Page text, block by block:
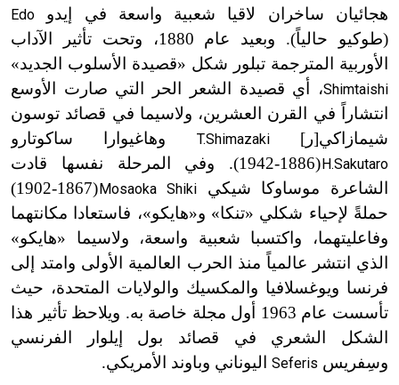
هجائيان ساخران لاقيا شعبية واسعة في إيدو Edo
(طوكيو حالياً). وبعيد عام 1880، وتحت تأثير الآداب
الأوربية المترجمة تبلور شكل «قصيدة الأسلوب الجديد»
Shimtaishi، أي قصيدة الشعر الحر التي صارت الأوسع
انتشاراً في القرن العشرين، ولاسيما في قصائد توسون
شيمازاكي[ر]T.Shimazaki وهاغيوارا ساكوتارو
H.Sakutaro
(1886-1942)
. وفي المرحلة نفسها قادت
الشاعرة موساوكا شيكيMosaoka Shiki
(1867-1902)
حملةً لإحياء شكلي «تنكا» و«هايكو»، فاستعادا مكانتهما
وفاعليتهما، واكتسبا شعبية واسعة، ولاسيما «هايكو»
الذي انتشر عالمياً منذ الحرب العالمية الأولى وامتد إلى
فرنسا ويوغسلافيا والمكسيك والولايات المتحدة، حيث
تأسست عام 1963 أول مجلة خاصة به. ويلاحظ تأثير هذا
الشكل الشعري في قصائد بول إيلوار الفرنسي
وسِفريس Seferis اليوناني وباوند الأمريكي.